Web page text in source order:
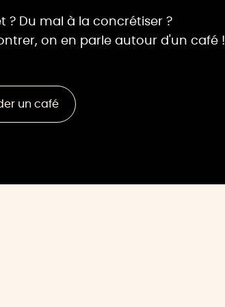
? Du mal à la concrétiser ?
on en parle autour d'un café !
un café